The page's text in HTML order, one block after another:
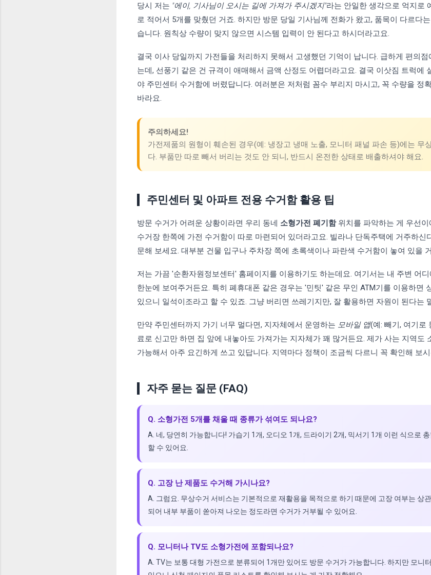
당시 저는 "에이, 기사님이 오시는 길에 가져가 주시겠지"라는 안일한 생각으로 억지로
로 적어서 5개를 맞췄던 거죠. 하지만 방문 당일 기사님께 전화가 왔고, 품목이 다르다
습니다. 원칙상 수량이 맞지 않으면 시스템 입력이 안 된다고 하시더라고요.
결국 이사 당일까지 가전들을 처리하지 못해서 고생했던 기억이 납니다. 급하게 편의
는데, 선풍기 같은 건 규격이 애매해서 금액 산정도 어렵더라고요. 결국 이삿짐 트럭에
야 주민센터 수거함에 버렸답니다. 여러분은 저처럼 꼼수 부리지 마시고, 꼭 수량을 정
바라요.
주의하세요!
가전제품의 원형이 훼손된 경우(예: 냉장고 냉매 노출, 모니터 패널 파손 등)에는 무
다. 부품만 따로 빼서 버리는 것도 안 되니, 반드시 온전한 상태로 배출하셔야 해요.
주민센터 및 아파트 전용 수거함 활용 팁
방문 수거가 어려운 상황이라면 우리 동네 소형가전 폐기함위치를 파악하는 게 우선이
수거장 한쪽에 가전 수거함이 따로 마련되어 있더라고요. 빌라나 단독주택에 거주하
문해 보세요. 대부분 건물 입구나 주차장 쪽에 초록색이나 파란색 수거함이 놓여 있을
저는 가끔 '순환자원정보센터' 홈페이지를 이용하기도 하는데요. 여기서는 내 주변 어
한눈에 보여주거든요. 특히 폐휴대폰 같은 경우는 '민팃' 같은 무인 ATM기를 이용하면
있으니 일석이조라고 할 수 있죠. 그냥 버리면 쓰레기지만, 잘 활용하면 자원이 된다는
만약 주민센터까지 가기 너무 멀다면, 지자체에서 운영하는 모바일 앱(예: 빼기, 여기로
료로 신고만 하면 집 앞에 내놓아도 가져가는 지자체가 꽤 많거든요. 제가 사는 지역도
가능해서 아주 요긴하게 쓰고 있답니다. 지역마다 정책이 조금씩 다르니 꼭 확인해 보시
자주 묻는 질문 (FAQ)
Q. 소형가전 5개를 채울 때 종류가 섞여도 되나요?
A. 네, 당연히 가능합니다! 가습기 1개, 오디오 1개, 드라이기 2개, 믹서기 1개 이런 식으로
할 수 있어요.
Q. 고장 난 제품도 수거해 가시나요?
A. 그럼요. 무상수거 서비스는 기본적으로 재활용을 목적으로 하기 때문에 고장 여부는 상
되어 내부 부품이 쏟아져 나오는 정도라면 수거가 거부될 수 있어요.
Q. 모니터나 TV도 소형가전에 포함되나요?
A. TV는 보통 대형 가전으로 분류되어 1개만 있어도 방문 수거가 가능합니다. 하지만 모니